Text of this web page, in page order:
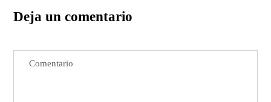
Deja un comentario